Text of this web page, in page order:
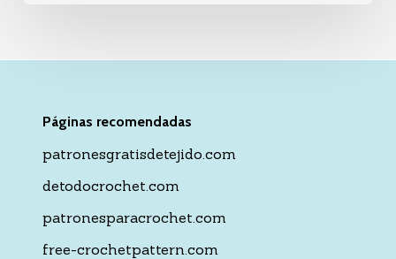
Páginas recomendadas
patronesgratisdetejido.com
detodocrochet.com
patronesparacrochet.com
free-crochetpattern.com